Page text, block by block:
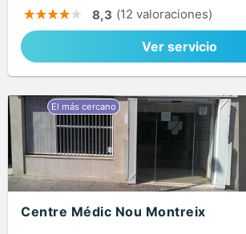
8,3 (12 valoraciones)
Ver servicio
Centre Médic Nou Montreix